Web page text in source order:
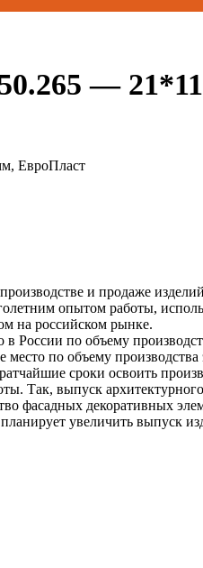
—
ЕвроПласт
и продаже
опытом работы,
на российском рынке.
в России по объему
место по объему
сроки освоить
Так, выпуск
фасадных декоративных
увеличить выпуск